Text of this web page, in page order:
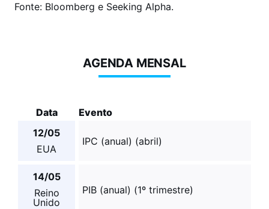
Fonte: Bloomberg e Seeking Alpha.
AGENDA MENSAL
Data
Evento
12/05
EUA
IPC (anual) (abril)
14/05
Reino
Unido
PIB (anual) (1º trimestre)